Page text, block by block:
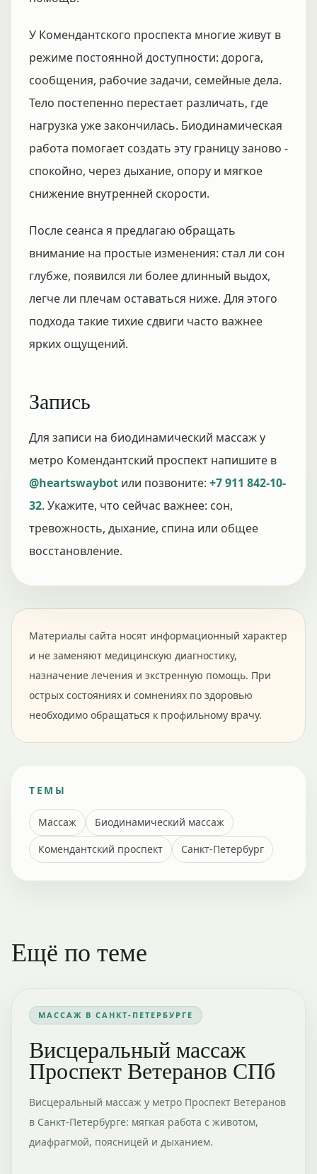
У Комендантского проспекта многие живут в
режиме постоянной доступности: дорога,
сообщения, рабочие задачи, семейные дела.
Тело постепенно перестает различать, где
нагрузка уже закончилась. Биодинамическая
работа помогает создать эту границу заново -
спокойно, через дыхание, опору и мягкое
снижение внутренней скорости.
После сеанса я предлагаю обращать
внимание на простые изменения: стал ли сон
глубже, появился ли более длинный выдох,
легче ли плечам оставаться ниже. Для этого
подхода такие тихие сдвиги часто важнее
ярких ощущений.
Запись
Для записи на биодинамический массаж у
метро Комендантский проспект напишите в
@heartswaybot или позвоните: +7 911 842-10-
32. Укажите, что сейчас важнее: сон,
тревожность, дыхание, спина или общее
восстановление.
Материалы сайта носят информационный характер
и не заменяют медицинскую диагностику,
назначение лечения и экстренную помощь. При
острых состояниях и сомнениях по здоровью
необходимо обращаться к профильному врачу.
ТЕМЫ
Массаж
Биодинамический массаж
Комендантский проспект
Санкт-Петербург
Ещё по теме
МАССАЖ В САНКТ-ПЕТЕРБУРГЕ
Висцеральный массаж
Проспект Ветеранов СПб
Висцеральный массаж у метро Проспект Ветеранов
в Санкт-Петербурге: мягкая работа с животом,
диафрагмой, поясницей и дыханием.